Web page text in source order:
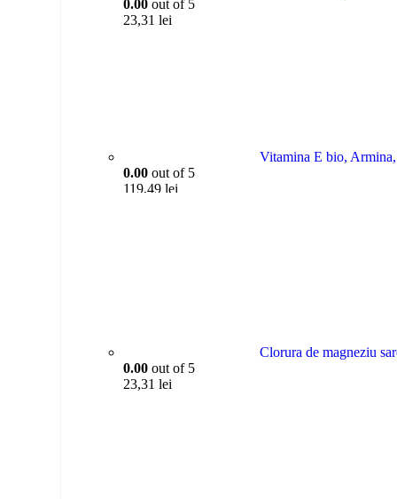
0.00 out of 5
23,31 lei
Vitamina E bio,
0.00 out of 5
119,49 lei
Clorura de magneziu
0.00 out of 5
23,31 lei